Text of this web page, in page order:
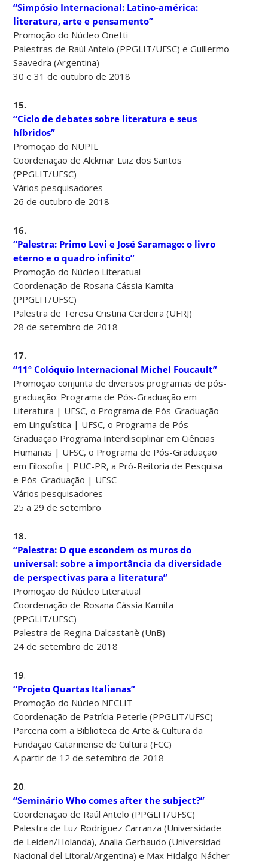
“Simpósio Internacional: Latino-américa:
literatura, arte e pensamento”
Promoção do Núcleo Onetti
Palestras de Raúl Antelo (PPGLIT/UFSC) e Guillermo
Saavedra (Argentina)
30 e 31 de outubro de 2018
15.
“Ciclo de debates sobre literatura e seus
híbridos”
Promoção do NUPIL
Coordenação de Alckmar Luiz dos Santos
(PPGLIT/UFSC)
Vários pesquisadores
26 de outubro de 2018
16.
“Palestra: Primo Levi e José Saramago: o livro
eterno e o quadro infinito”
Promoção do Núcleo Literatual
Coordenação de Rosana Cássia Kamita
(PPGLIT/UFSC)
Palestra de Teresa Cristina Cerdeira (UFRJ)
28 de setembro de 2018
17.
“11º Colóquio Internacional Michel Foucault”
Promoção conjunta de diversos programas de pós-
graduação: Programa de Pós-Graduação em
Literatura | UFSC, o Programa de Pós-Graduação
em Linguística | UFSC, o Programa de Pós-
Graduação Programa Interdisciplinar em Ciências
Humanas | UFSC, o Programa de Pós-Graduação
em Filosofia | PUC-PR, a Pró-Reitoria de Pesquisa
e Pós-Graduação | UFSC
Vários pesquisadores
25 a 29 de setembro
18.
“Palestra: O que escondem os muros do
universal: sobre a importância da diversidade
de perspectivas para a literatura”
Promoção do Núcleo Literatual
Coordenação de Rosana Cássia Kamita
(PPGLIT/UFSC)
Palestra de Regina Dalcastanè (UnB)
24 de setembro de 2018
19.
“Projeto Quartas Italianas”
Promoção do Núcleo NECLIT
Coordenação de Patrícia Peterle (PPGLIT/UFSC)
Parceria com a Biblioteca de Arte & Cultura da
Fundação Catarinense de Cultura (FCC)
A partir de 12 de setembro de 2018
20.
“Seminário Who comes after the subject?”
Coordenação de Raúl Antelo (PPGLIT/UFSC)
Palestra de Luz Rodríguez Carranza (Universidade
de Leiden/Holanda), Analia Gerbaudo (Universidad
Nacional del Litoral/Argentina) e Max Hidalgo Nácher